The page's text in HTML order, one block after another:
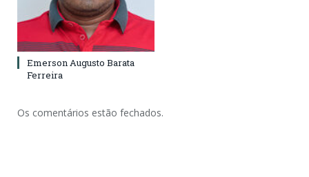
Emerson Augusto Barata
Ferreira
Os comentários estão fechados.